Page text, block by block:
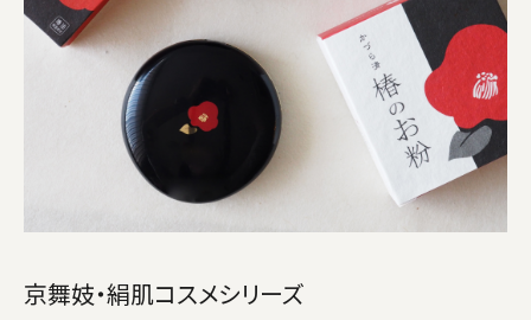
京舞妓・絹肌コスメシリーズ